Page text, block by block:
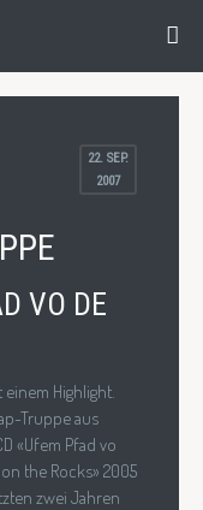
22. SEP.
2007
VO DE
Highlight.
Truppe aus
«Ufem Pfad vo
the Rocks» 2005
zwei Jahren